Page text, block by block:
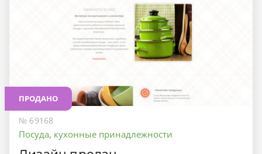
ПРОДАНО
№ 69168
Посуда, кухонные принадлежности